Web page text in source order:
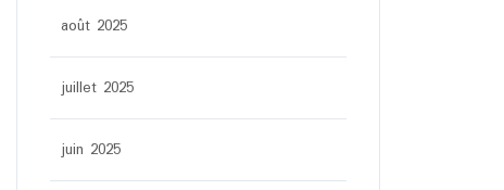
août 2025
juillet 2025
juin 2025